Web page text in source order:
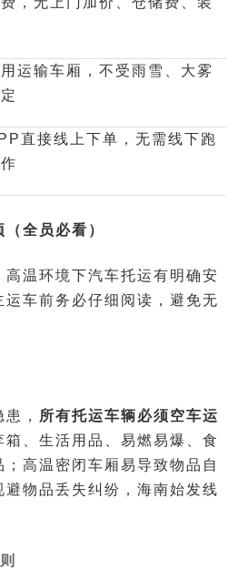
用运输车厢，不受雨雪、大雾
直接线上下单，无需线下跑
全员必看）
温环境下汽车托运有明确安
车前务必仔细阅读，避免无
， 所有托运车辆必须空车运
、生活用品、易燃易爆、食
高温密闭车厢易导致物品自
物品丢失纠纷，海南始发线